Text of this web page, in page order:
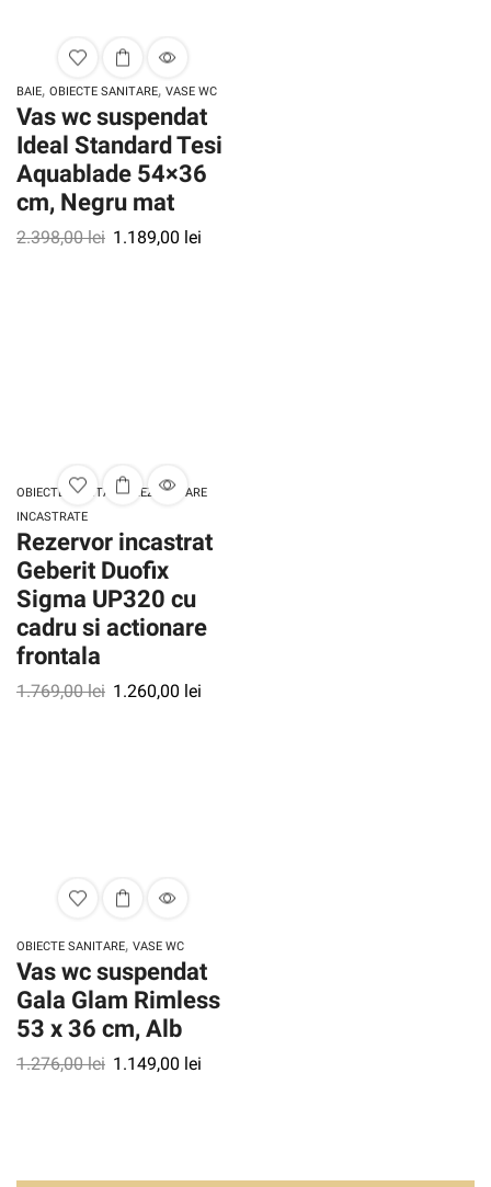
BAIE, OBIECTE SANITARE, VASE WC
Vas wc suspendat
Ideal Standard Tesi
Aquablade 54×36
cm, Negru mat
2.398,00lei 1.189,00 lei
OBIECTE SANITARE,
REZERVOARE
INCASTRATE
Rezervor incastrat
Geberit Duofix
Sigma UP320 cu
cadru si actionare
frontala
1.769,00lei 1.260,00 lei
OBIECTE SANITARE, VASE WC
Vas wc suspendat
Gala Glam Rimless
53 x 36 cm, Alb
1.276,00lei 1.149,00 lei